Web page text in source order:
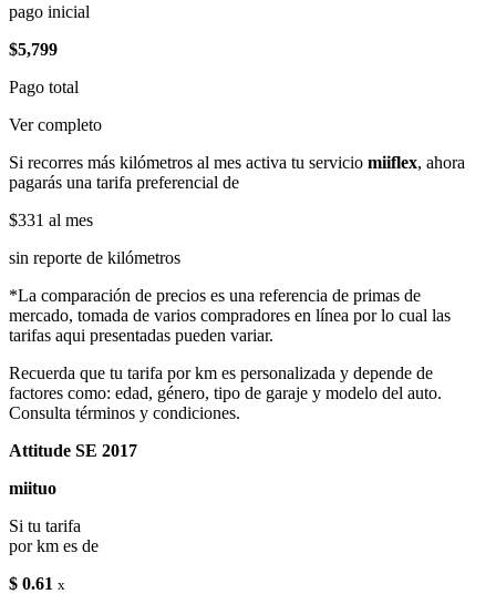
pago inicial
$5,799
Pago total
Ver completo
Si recorres más kilómetros al mes activa tu servicio miiflex, ahora
pagarás una tarifa preferencial de
$331 al mes
sin reporte de kilómetros
*La comparación de precios es una referencia de primas de
mercado, tomada de varios compradores en línea por lo cual las
tarifas aqui presentadas pueden variar.
Recuerda que tu tarifa por km es personalizada y depende de
factores como: edad, género, tipo de garaje y modelo del auto.
Consulta términos y condiciones.
Attitude SE 2017
miituo
Si tu tarifa
por km es de
$ 0.61 x